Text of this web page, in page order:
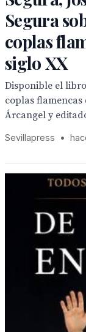
Segura
coplas
siglo XX
Disponible el
coplas flamencas
Árcangel y
Sevillapress •